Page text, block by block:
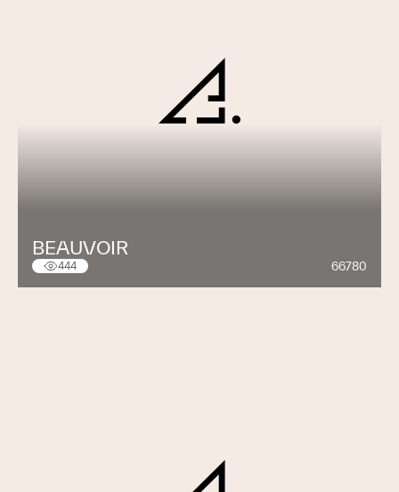
BEAUVOIR
444 66780